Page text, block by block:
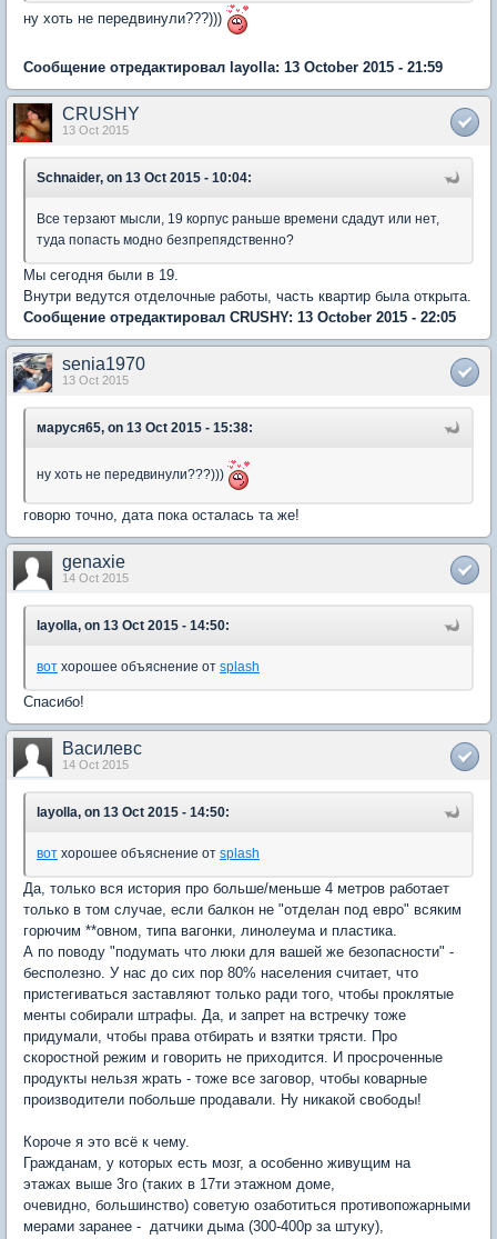
ну хоть не передвинули???)))
Сообщение отредактировал layolla: 13 October 2015 - 21:59
CRUSHY
13 Oct 2015
Schnaider, on 13 Oct 2015 - 10:04:
Все терзают мысли, 19 корпус раньше времени сдадут или нет,
туда попасть модно безпрепядственно?
Мы сегодня были в 19.
Внутри ведутся отделочные работы, часть квартир была открыта.
Сообщение отредактировал CRUSHY: 13 October 2015 - 22:05
senia1970
13 Oct 2015
маруся65, on 13 Oct 2015 - 15:38:
ну хоть не передвинули???)))
говорю точно, дата пока осталась та же!
genaxie
14 Oct 2015
layolla, on 13 Oct 2015 - 14:50:
вот хорошее объяснение от splash
Спасибо!
Василевс
14 Oct 2015
layolla, on 13 Oct 2015 - 14:50:
вот хорошее объяснение от splash
Да, только вся история про больше/меньше 4 метров работает
только в том случае, если балкон не "отделан под евро" всяким
горючим **овном, типа вагонки, линолеума и пластика.
А по поводу "подумать что люки для вашей же безопасности" -
бесполезно. У нас до сих пор 80% населения считает, что
пристегиваться заставляют только ради того, чтобы проклятые
менты собирали штрафы. Да, и запрет на встречку тоже
придумали, чтобы права отбирать и взятки трясти. Про
скоростной режим и говорить не приходится. И просроченные
продукты нельзя жрать - тоже все заговор, чтобы коварные
производители побольше продавали. Ну никакой свободы!
Короче я это всё к чему.
Гражданам, у которых есть мозг, а особенно живущим на
этажах выше 3го (таких в 17ти этажном доме,
очевидно, большинство) советую озаботиться противопожарными
мерами заранее - датчики дыма (300-400р за штуку),